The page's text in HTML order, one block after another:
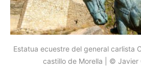
Estatua ecuestre del general carlista
castillo de Morella | © Javier